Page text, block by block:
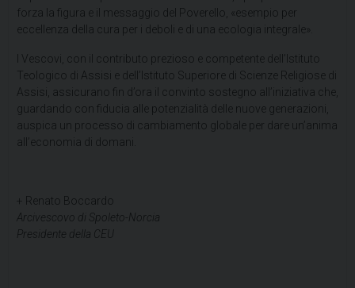
forza la figura e il messaggio del Poverello, «esempio per
eccellenza della cura per i deboli e di una ecologia integrale».
I Vescovi, con il contributo prezioso e competente dell’Istituto
Teologico di Assisi e dell’Istituto Superiore di Scienze Religiose di
Assisi, assicurano fin d’ora il convinto sostegno all’iniziativa che,
guardando con fiducia alle potenzialità delle nuove generazioni,
auspica un processo di cambiamento globale per dare un’anima
all’economia di domani.
+ Renato Boccardo
Arcivescovo di Spoleto-Norcia
Presidente della CEU